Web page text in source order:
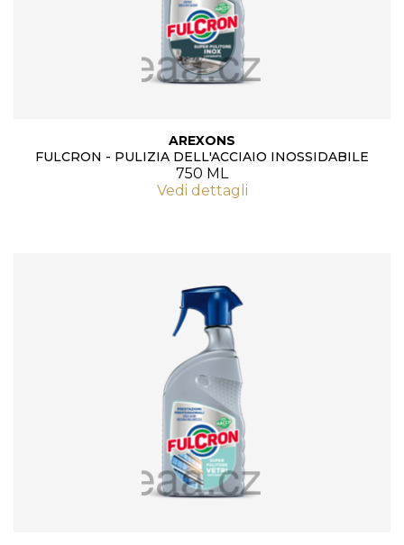
AREXONS
FULCRON - PULIZIA DELL'ACCIAIO INOSSIDABILE
750 ML
Vedi dettagli